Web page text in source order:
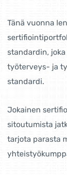
Tänä vuonna
standardin,
työterveys- ja
standardi.
Jokainen
sitoutumista
tarjota parasta